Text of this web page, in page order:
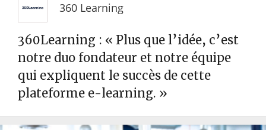
360 Learning
360Learning : « Plus que l’idée, c’est
notre duo fondateur et notre équipe
qui expliquent le succès de cette
plateforme e-learning. »